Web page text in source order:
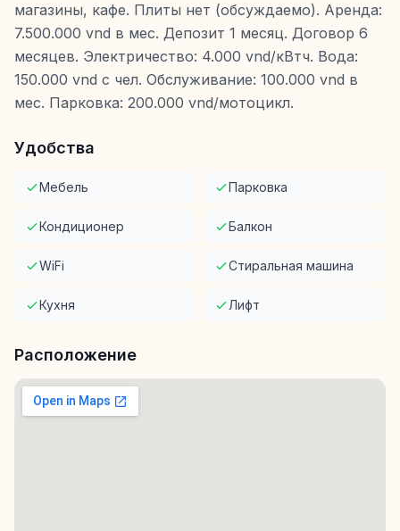
магазины, кафе. Плиты нет (обсуждаемо). Аренда:
7.500.000 vnd в мес. Депозит 1 месяц. Договор 6
месяцев. Электричество: 4.000 vnd/кВтч. Вода:
150.000 vnd с чел. Обслуживание: 100.000 vnd в
мес. Парковка: 200.000 vnd/мотоцикл.
Удобства
Мебель Парковка
Кондиционер Балкон
WiFi Стиральная машина
Кухня Лифт
Расположение